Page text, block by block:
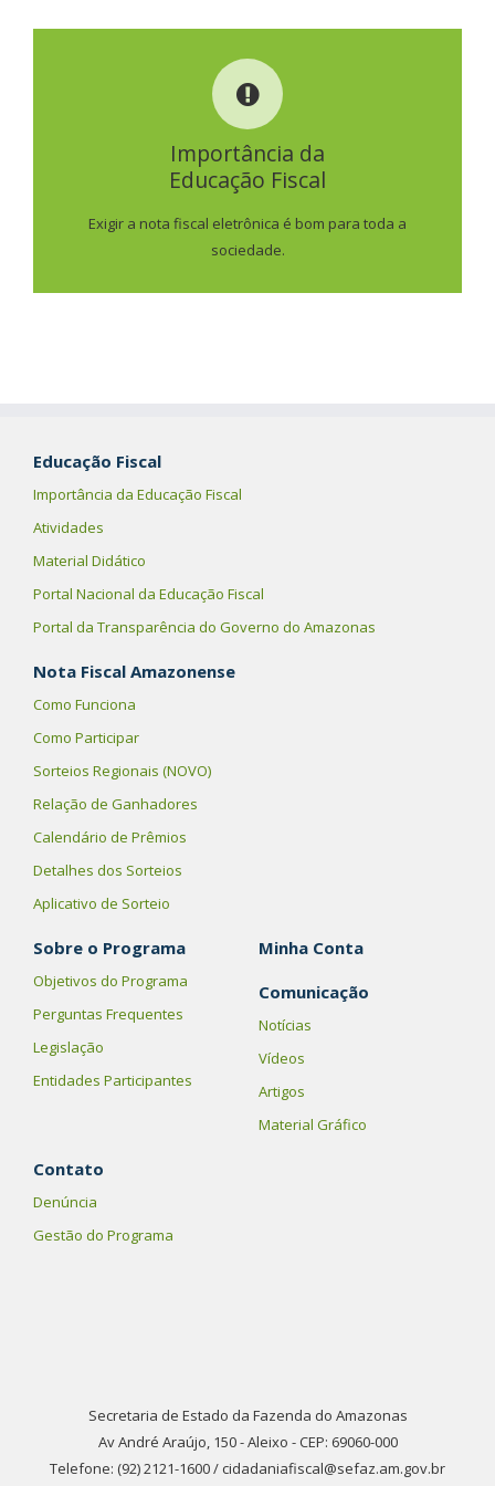
Importância da
Educação Fiscal
Exigir a nota fiscal eletrônica é bom para toda a
sociedade.
IMPORTÂNCIA DA
SAIBA MAIS
Educação Fiscal
Importância da Educação Fiscal
Atividades
Material Didático
Portal Nacional da Educação Fiscal
Portal da Transparência do Governo do Amazonas
Nota Fiscal Amazonense
Como Funciona
Como Participar
Sorteios Regionais (NOVO)
Relação de Ganhadores
Calendário de Prêmios
Detalhes dos Sorteios
Aplicativo de Sorteio
Sobre o Programa
Objetivos do Programa
Perguntas Frequentes
Legislação
Entidades Participantes
Minha Conta
Comunicação
Notícias
Vídeos
Artigos
Material Gráfico
Contato
Denúncia
Gestão do Programa
Secretaria de Estado da Fazenda do Amazonas
Av André Araújo, 150 - Aleixo - CEP: 69060-000
Telefone: (92) 2121-1600 / cidadaniafiscal@sefaz.am.gov.br